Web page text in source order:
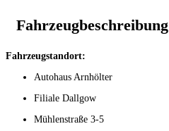
Fahrzeugbeschreibung
Fahrzeugstandort:
Autohaus Arnhölter
Filiale Dallgow
Mühlenstraße 3-5